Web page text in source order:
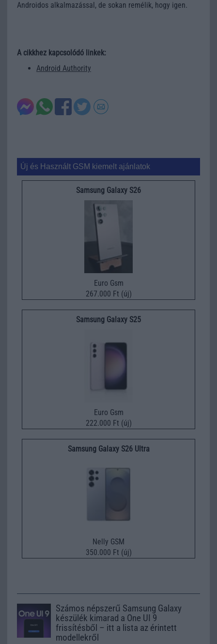
Androidos alkalmazással, de sokan remélik, hogy igen.
A cikkhez kapcsolódó linkek:
Android Authority
Új és Használt GSM kiemelt ajánlatok
Samsung Galaxy S26
Euro Gsm
267.000 Ft (új)
Samsung Galaxy S25
Euro Gsm
222.000 Ft (új)
Samsung Galaxy S26 Ultra
Nelly GSM
350.000 Ft (új)
Számos népszerű Samsung Galaxy
készülék kimarad a One UI 9
frissítésből – itt a lista az érintett
modellekről